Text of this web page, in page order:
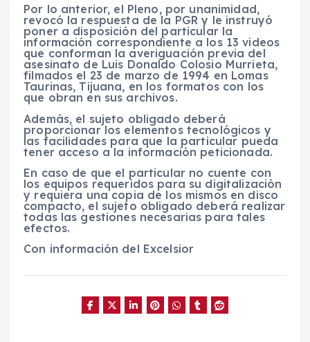
Por lo anterior, el Pleno, por unanimidad,
revocó la respuesta de la PGR y le instruyó
poner a disposición del particular la
información correspondiente a los 13 videos
que conforman la averiguación previa del
asesinato de Luis Donaldo Colosio Murrieta,
filmados el 23 de marzo de 1994 en Lomas
Taurinas, Tijuana, en los formatos con los
que obran en sus archivos.
Además, el sujeto obligado deberá
proporcionar los elementos tecnológicos y
las facilidades para que la particular pueda
tener acceso a la información peticionada.
En caso de que el particular no cuente con
los equipos requeridos para su digitalización
y requiera una copia de los mismos en disco
compacto, el sujeto obligado deberá realizar
todas las gestiones necesarias para tales
efectos.
Con información del Excelsior